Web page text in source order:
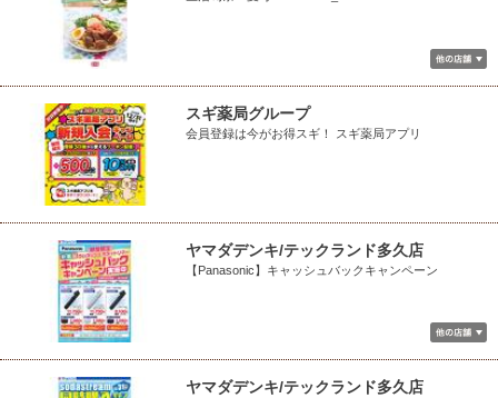
スギ薬局グループ
会員登録は今がお得スギ！ スギ薬局アプリ
ヤマダデンキ/テックランド多久店
【Panasonic】キャッシュバックキャンペーン
ヤマダデンキ/テックランド多久店